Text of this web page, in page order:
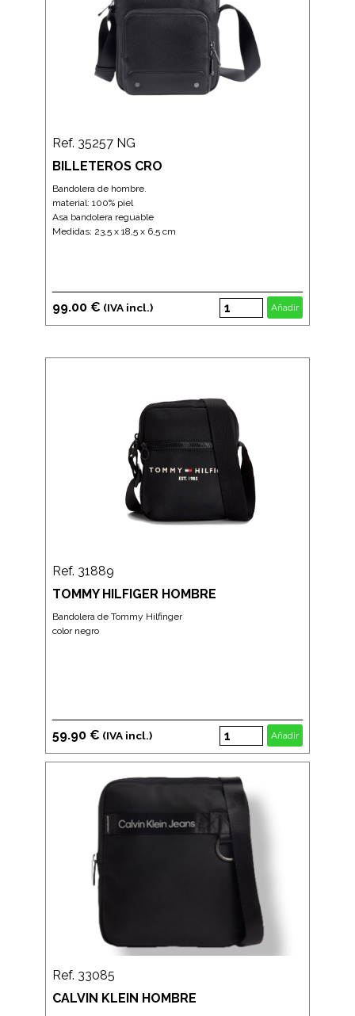
Ref. 35257 NG
BILLETEROS CRO
Bandolera de hombre.
material: 100% piel
Asa bandolera reguable
Medidas: 23,5 x 18,5 x 6,5 cm
99.00 € (IVA incl.) Añadir
Ref. 31889
TOMMY HILFIGER HOMBRE
Bandolera de Tommy Hilfinger
color negro
59.90 € (IVA incl.) Añadir
Ref. 33085
CALVIN KLEIN HOMBRE